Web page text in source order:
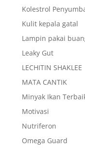
Kolestrol
Kulit kepala gatal
Lampin pakai
Leaky Gut
LECHITIN SHAKLEE
MATA CANTIK
Minyak Ikan
Motivasi
Nutriferon
Omega Guard